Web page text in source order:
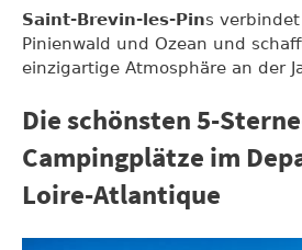
Saint-Brevin-les-Pins
Pinienwald und Ozean und
einzigartige Atmosphäre an der
Die schönsten 5-
Campingplätze im
Loire-Atlantique